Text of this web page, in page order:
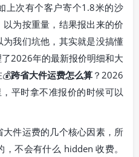
上次有个客户寄个1.8米的沙
为按重量，结果报出来的价
我们坑他，其实就是没搞懂
2026年的最新报价明细和大
跨省大件运费怎么算？2026
平时拿不准报价的时候可以
件运费的几个核心因素，所
不会有什么 hidden 收费。